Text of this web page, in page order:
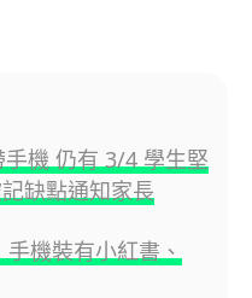
機 仍有 3/4 學生堅
缺點通知家長
機裝有小紅書、